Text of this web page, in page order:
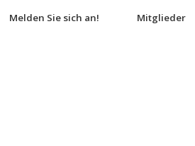
Melden Sie sich an! Mitglieder